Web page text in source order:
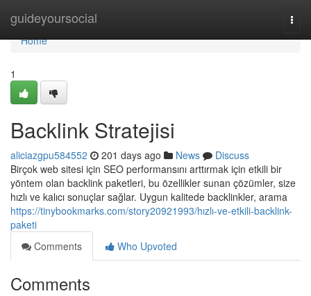
guideyoursocial
Home
Home
1
Backlink Stratejisi
aliciazgpu584552 201 days ago News
Discuss
Birçok web sitesi için SEO performansını arttırmak için etkili bir
yöntem olan backlink paketleri, bu özellikler sunan çözümler, size
hızlı ve kalıcı sonuçlar sağlar. Uygun kalitede backlinkler, arama
https://tinybookmarks.com/story20921993/hızlı-ve-etkili-backlink-
paketi
Comments
Who Upvoted
Comments